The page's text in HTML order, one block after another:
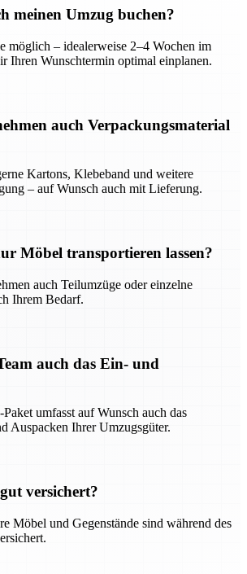
meinen Umzug buchen?
möglich – idealerweise 2–4 Wochen im
Ihren Wunschtermin optimal einplanen.
auch Verpackungsmaterial
Kartons, Klebeband und weitere
– auf Wunsch auch mit Lieferung.
Möbel transportieren lassen?
auch Teilumzüge oder einzelne
Ihrem Bedarf.
auch das Ein- und
umfasst auf Wunsch auch das
Auspacken Ihrer Umzugsgüter.
versichert?
Möbel und Gegenstände sind während des